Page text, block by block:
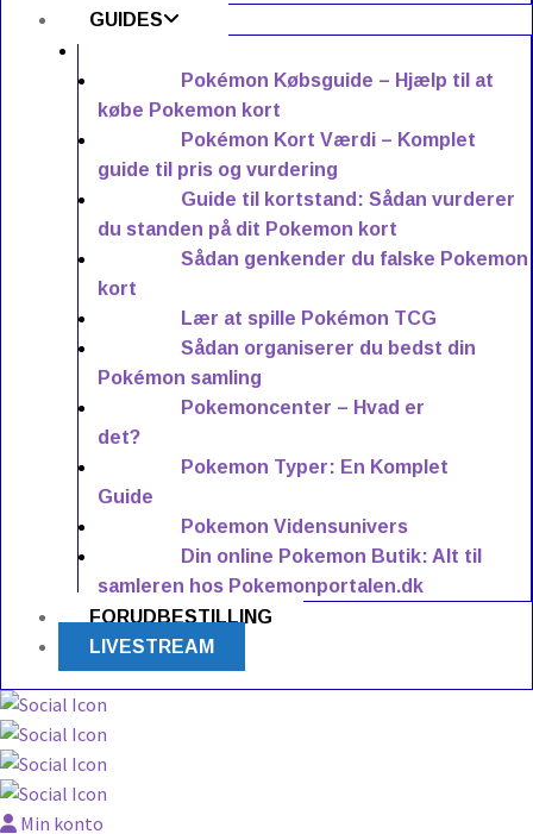
GUIDES
Pokémon Købsguide – Hjælp til at
købe Pokemon kort
Pokémon Kort Værdi – Komplet
guide til pris og vurdering
Guide til kortstand: Sådan vurderer
du standen på dit Pokemon kort
Sådan genkender du falske Pokemon
kort
Lær at spille Pokémon TCG
Sådan organiserer du bedst din
Pokémon samling
Pokemoncenter – Hvad er
det?
Pokemon Typer: En Komplet
Guide
Pokemon Vidensunivers
Din online Pokemon Butik: Alt til
samleren hos Pokemonportalen.dk
FORUDBESTILLING
LIVESTREAM
Min konto